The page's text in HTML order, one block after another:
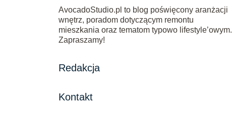
AvocadoStudio.pl to blog poświęcony aranżacji
wnętrz, poradom dotyczącym remontu
mieszkania oraz tematom typowo lifestyle’owym.
Zapraszamy!
Redakcja
Kontakt